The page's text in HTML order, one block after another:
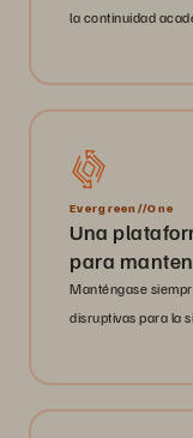
la continuidad
Evergreen//One
Una
para
Manténgase
disruptivas para la